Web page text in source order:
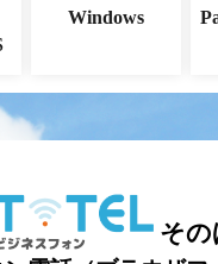
Windows
そ